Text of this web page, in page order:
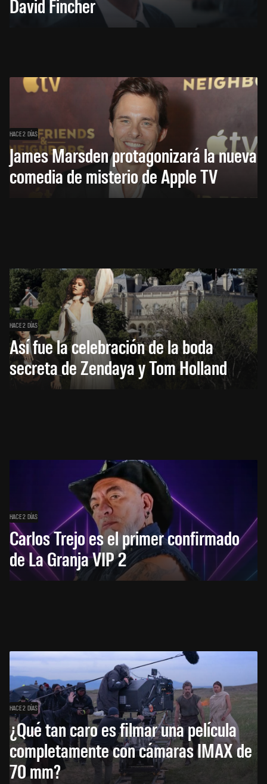
David Fincher
HACE 2 DÍAS
James Marsden protagonizará la nueva
comedia de misterio de Apple TV
HACE 2 DÍAS
Así fue la celebración de la boda
secreta de Zendaya y Tom Holland
HACE 2 DÍAS
Carlos Trejo es el primer confirmado
de La Granja VIP 2
HACE 2 DÍAS
¿Qué tan caro es filmar una película
completamente con cámaras IMAX de
70 mm?